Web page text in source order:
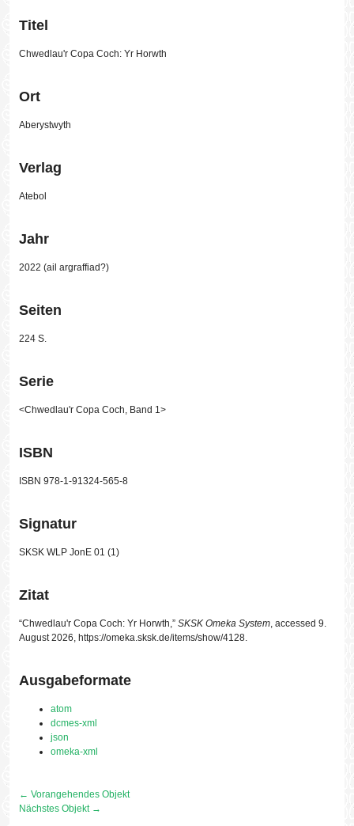
Titel
Chwedlau'r Copa Coch: Yr Horwth
Ort
Aberystwyth
Verlag
Atebol
Jahr
2022 (ail argraffiad?)
Seiten
224 S.
Serie
<Chwedlau'r Copa Coch, Band 1>
ISBN
ISBN 978-1-91324-565-8
Signatur
SKSK WLP JonE 01 (1)
Zitat
“Chwedlau'r Copa Coch: Yr Horwth,” SKSK Omeka System, accessed 9.
August 2026, https://omeka.sksk.de/items/show/4128.
Ausgabeformate
atom
dcmes-xml
json
omeka-xml
← Vorangehendes Objekt
Nächstes Objekt →